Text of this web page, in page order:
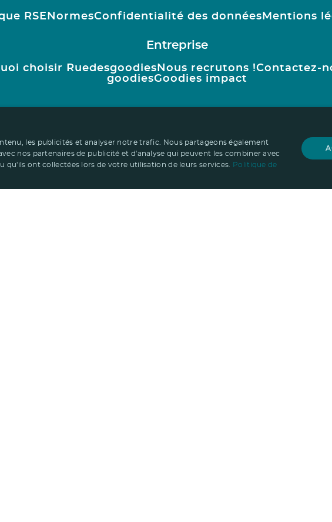
RSE NormesConfidentialité des données Mentions
Entreprise
choisir Ruedesgoodies Nous recrutons !Contactez-
goodiesGoodies impact
les publicités et analyser notre trafic. Nous partageons également
nos partenaires de publicité et d'analyse qui peuvent les combiner avec
qu'ils ont collectées lors de votre utilisation de leurs services.
Politique de